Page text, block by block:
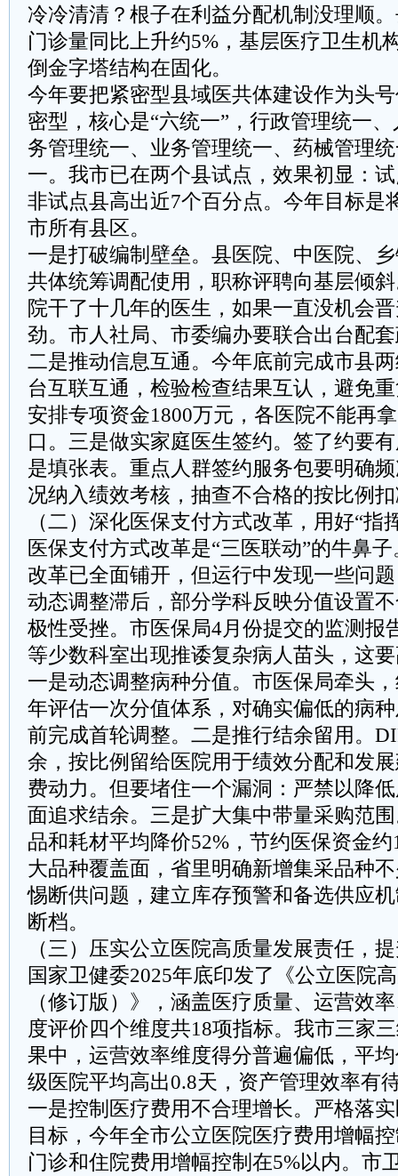
冷冷清清？根子在利益分配机制没理顺
门诊量同比上升约5%，基层医疗卫生机
倒金字塔结构在固化。
今年要把紧密型县域医共体建设作为头
密型，核心是“六统一”，行政管理统一
务管理统一、业务管理统一、药械管理
一。我市已在两个县试点，效果初显：
非试点县高出近7个百分点。今年目标是
市所有县区。
一是打破编制壁垒。县医院、中医院、
共体统筹调配使用，职称评聘向基层倾
院干了十几年的医生，如果一直没机会
劲。市人社局、市委编办要联合出台配
二是推动信息互通。今年底前完成市县
台互联互通，检验检查结果互认，避免
安排专项资金1800万元，各医院不能再
口。三是做实家庭医生签约。签了约要
是填张表。重点人群签约服务包要明确
况纳入绩效考核，抽查不合格的按比例
（二）深化医保支付方式改革，用好“指
医保支付方式改革是“三医联动”的牛鼻
改革已全面铺开，但运行中发现一些问
动态调整滞后，部分学科反映分值设置
极性受挫。市医保局4月份提交的监测报
等少数科室出现推诿复杂病人苗头，这
一是动态调整病种分值。市医保局牵头
年评估一次分值体系，对确实偏低的病
前完成首轮调整。二是推行结余留用。
余，按比例留给医院用于绩效分配和发
费动力。但要堵住一个漏洞：严禁以降
面追求结余。三是扩大集中带量采购范
品和耗材平均降价52%，节约医保资金
大品种覆盖面，省里明确新增集采品种
惕断供问题，建立库存预警和备选供应
断档。
（三）压实公立医院高质量发展责任，
国家卫健委2025年底印发了《公立医院
（修订版）》，涵盖医疗质量、运营效
度评价四个维度共18项指标。我市三家
果中，运营效率维度得分普遍偏低，平
级医院平均高出0.8天，资产管理效率有
一是控制医疗费用不合理增长。严格落
目标，今年全市公立医院医疗费用增幅
门诊和住院费用增幅控制在5%以内。市